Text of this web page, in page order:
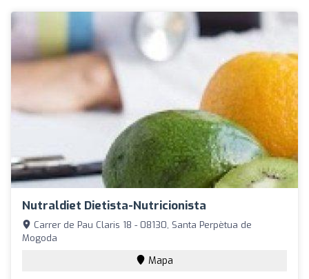
Nutraldiet Dietista-Nutricionista
Carrer de Pau Claris 18 - 08130, Santa Perpètua de
Mogoda
Mapa